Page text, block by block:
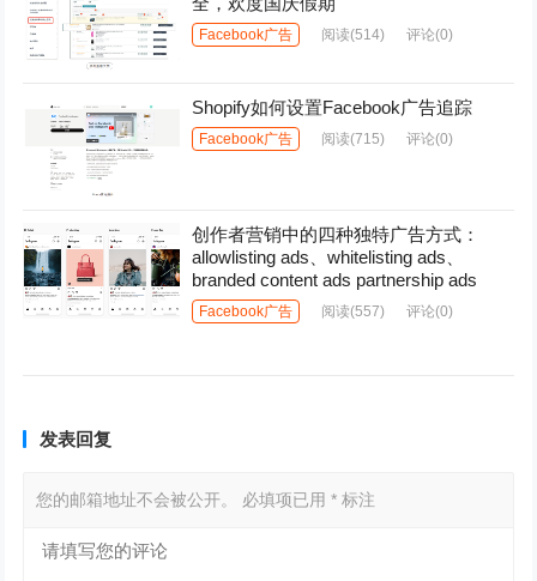
Facebook广告 阅读(514) 评论(0)
Shopify如何设置Facebook广告追踪
Facebook广告 阅读(715) 评论(0)
创作者营销中的四种独特广告方式：
allowlisting ads、whitelisting ads、
branded content ads partnership ads
Facebook广告 阅读(557) 评论(0)
发表回复
您的邮箱地址不会被公开。 必填项已用* 标注